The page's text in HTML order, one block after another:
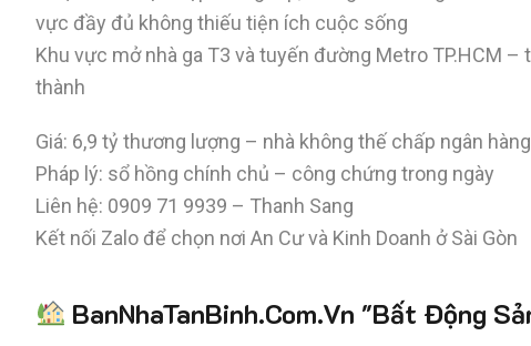
vực đầy đủ không thiếu tiện ích cuộc sống
Khu vực mở nhà ga T3 và tuyến đường Metro TP.HCM
thành
Giá: 6,9 tỷ thương lượng – nhà không thế chấp ngân hàng
Pháp lý: sổ hồng chính chủ – công chứng trong ngày
Liên hệ: 0909 71 9939 – Thanh Sang
Kết nối Zalo để chọn nơi An Cư và Kinh Doanh ở Sài Gòn
BanNhaTanBinh.Com.Vn "Bất Động